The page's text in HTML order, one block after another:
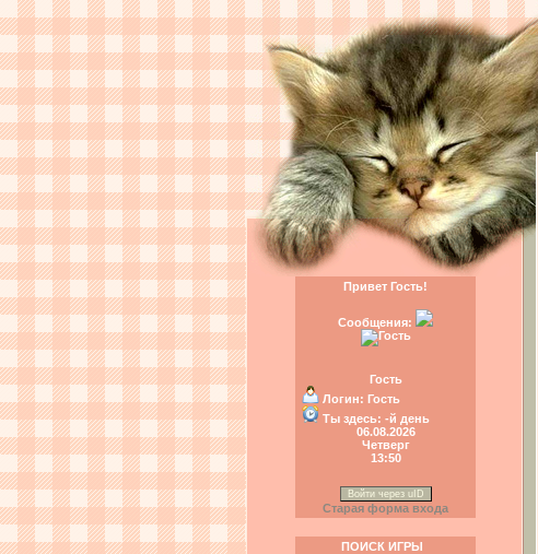
Привет Гость!
Сообщения:
Гость
Логин: Гость
Ты здесь: -й день
06.08.2026
Четверг
13:50
Войти через uID
Старая форма входа
ПОИСК ИГРЫ